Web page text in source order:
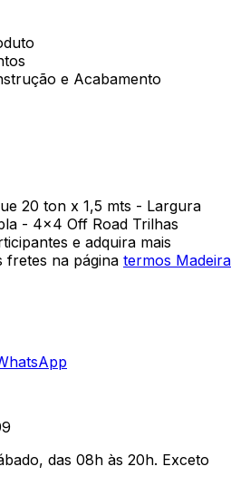
e Acabamento
20 ton x 1,5 mts - Largura
- 4x4 Off Road Trilhas
e adquira mais
fretes na página termos Madeira
das 08h às 20h. Exceto